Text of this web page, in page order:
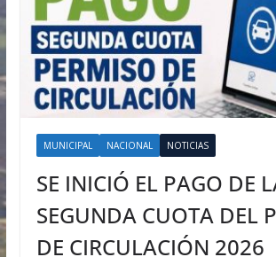
MUNICIPAL NACIONAL NOTICIAS
SE INICIÓ EL PAGO DE
SEGUNDA CUOTA DEL
DE CIRCULACIÓN 2026